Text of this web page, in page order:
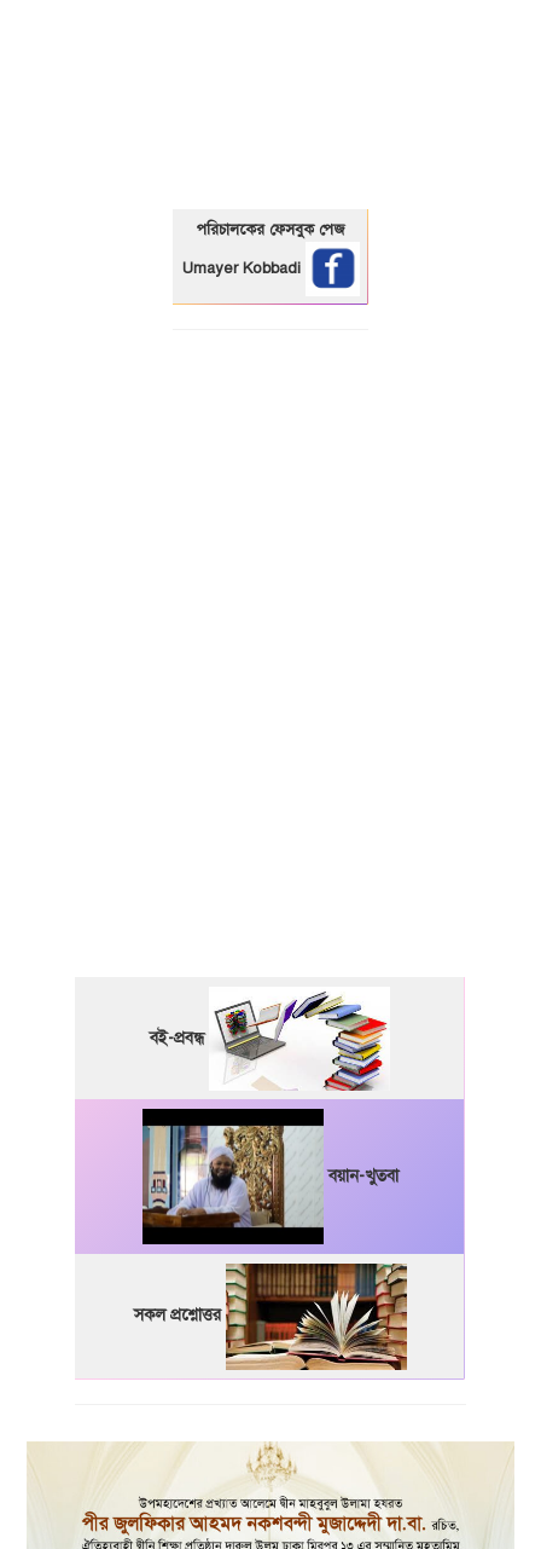
পরিচালকের ফেসবুক পেজ
Umayer Kobbadi
বই-প্রবন্ধ
বয়ান-খুতবা
সকল প্রশ্নোত্তর